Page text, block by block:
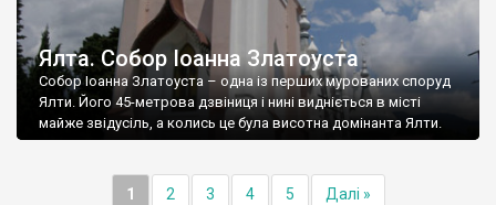
Ялта. Собор Іоанна Златоуста
Собор Іоанна Златоуста – одна із перших мурованих споруд
Ялти. Його 45-метрова дзвіниця і нині видніється в місті
майже звідусіль, а колись це була висотна домінанта Ялти.
1 2 3 4 5 Далі »